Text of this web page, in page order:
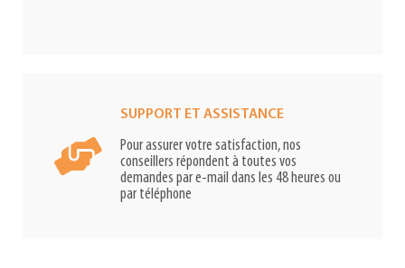
SUPPORT ET ASSISTANCE
Pour assurer votre satisfaction, nos
conseillers répondent à toutes vos
demandes par e-mail dans les 48 heures ou
par téléphone